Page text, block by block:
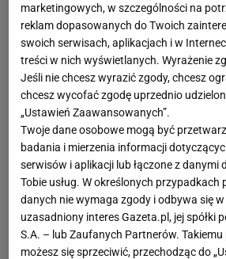
marketingowych, w szczególności na
reklam dopasowanych do Twoich
swoich serwisach, aplikacjach i w
treści w nich wyświetlanych. Wyrażenie
Jeśli nie chcesz wyrazić zgody, chcesz
chcesz wycofać zgodę uprzednio
„Ustawień Zaawansowanych”.
Twoje dane osobowe mogą być
badania i mierzenia informacji
serwisów i aplikacji lub łączone z danymi
Tobie usług. W określonych przypadkach
danych nie wymaga zgody i odbywa się
uzasadniony interes Gazeta.pl, jej spółki
S.A. – lub Zaufanych Partnerów.
możesz się sprzeciwić, przechodząc do